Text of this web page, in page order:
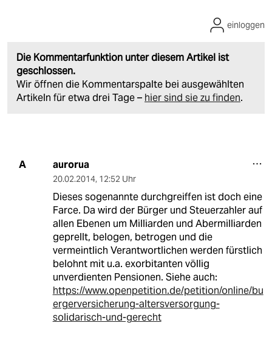
Die Kommentarfunktion unter diesem Artikel ist
geschlossen.
Wir öffnen die Kommentarspalte bei ausgewählten
Artikeln für etwa drei Tage – hier sind sie zu finden.
einloggen
A aurorua
20.02.2014, 12:52 Uhr
Dieses sogenannte durchgreiffen ist doch eine
Farce. Da wird der Bürger und Steuerzahler auf
allen Ebenen um Milliarden und Abermilliarden
geprellt, belogen, betrogen und die
vermeintlich Verantwortlichen werden fürstlich
belohnt mit u.a. exorbitanten völlig
unverdienten Pensionen. Siehe auch:
https://www.openpetition.de/petition/online/bu
ergerversicherung-altersversorgung-
solidarisch-und-gerecht